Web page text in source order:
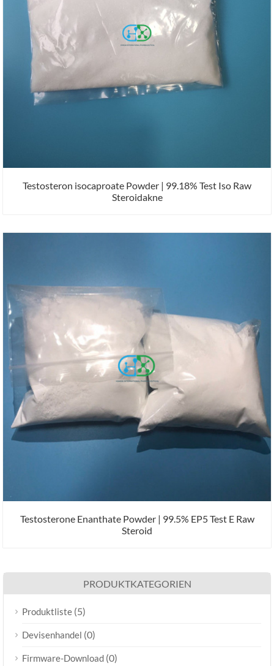
Testosteron isocaproate Powder | 99.18% Test Iso Raw
Steroidakne
Testosterone Enanthate Powder | 99.5% EP5 Test E Raw
Steroid
PRODUKTKATEGORIEN
Produktliste (5)
Devisenhandel (0)
Firmware-Download (0)